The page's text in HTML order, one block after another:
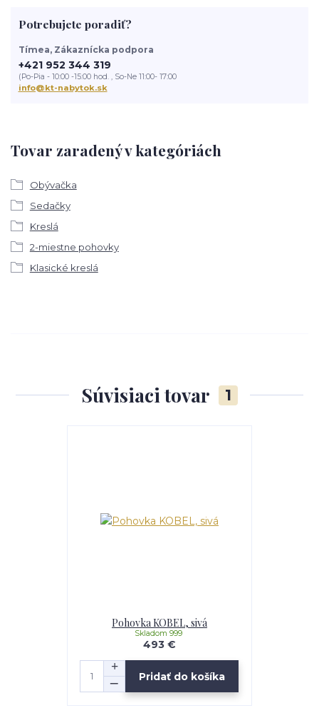
Tovar zaradený v kategóriách
Obývačka
Sedačky
Kreslá
2-miestne pohovky
Klasické kreslá
Potrebujete poradiť?
Tímea, Zákaznícka podpora
+421 952 344 319
(Po-Pia - 10:00 -15:00 hod. , So-Ne 11:00- 17:00
info@kt-nabytok.sk
Súvisiaci tovar 1
Pohovka KOBEL, sivá
493 €
Skladom 999
Pridať do košíka